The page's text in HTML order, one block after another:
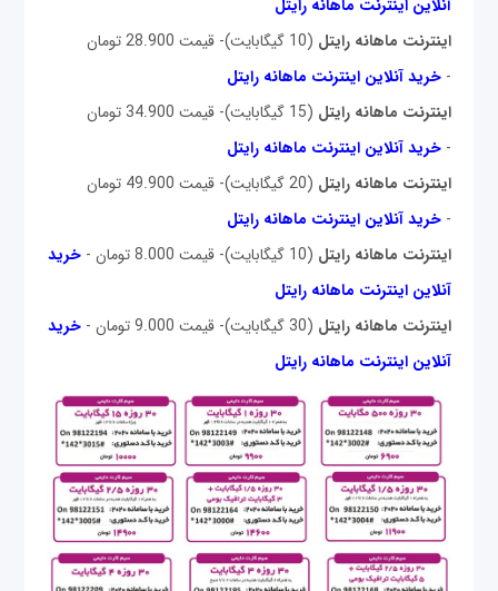
آنلاین اینترنت ماهانه رایتل
اینترنت ماهانه رایتل
(10 گیگابایت)- قیمت 28.900 تومان
- خرید آنلاین اینترنت ماهانه رایتل
اینترنت ماهانه رایتل
(15 گیگابایت)- قیمت 34.900 تومان
- خرید آنلاین اینترنت ماهانه رایتل
اینترنت ماهانه رایتل
(20 گیگابایت)- قیمت 49.900 تومان
- خرید آنلاین اینترنت ماهانه رایتل
اینترنت ماهانه رایتل (10 گیگابایت)- قیمت 8.000 تومان -
خرید
آنلاین اینترنت ماهانه رایتل
اینترنت ماهانه رایتل (30 گیگابایت)- قیمت 9.000 تومان -
خرید
آنلاین اینترنت ماهانه رایتل